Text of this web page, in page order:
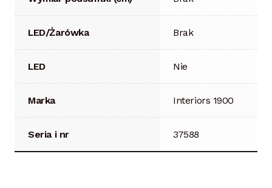
LED/Żarówka Brak
LED Nie
Marka Interiors 1900
Seria i nr 37588